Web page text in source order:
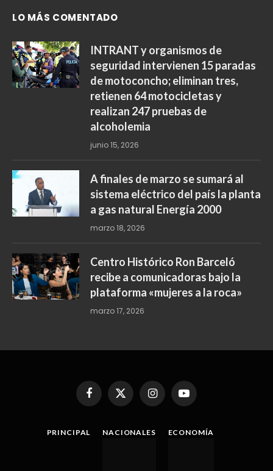
Suscríbete a las
actualizaciones
Obtenga las últimas noticias
Al registrarse, acepta nuestros términos y nuestro
acuerdo dePolítica de privacidad
LO MÁS COMENTADO
INTRANT y organismos de
retienen 64 motocicletas y
alcoholemia
junio 15, 2026
A finales de marzo se sumará al